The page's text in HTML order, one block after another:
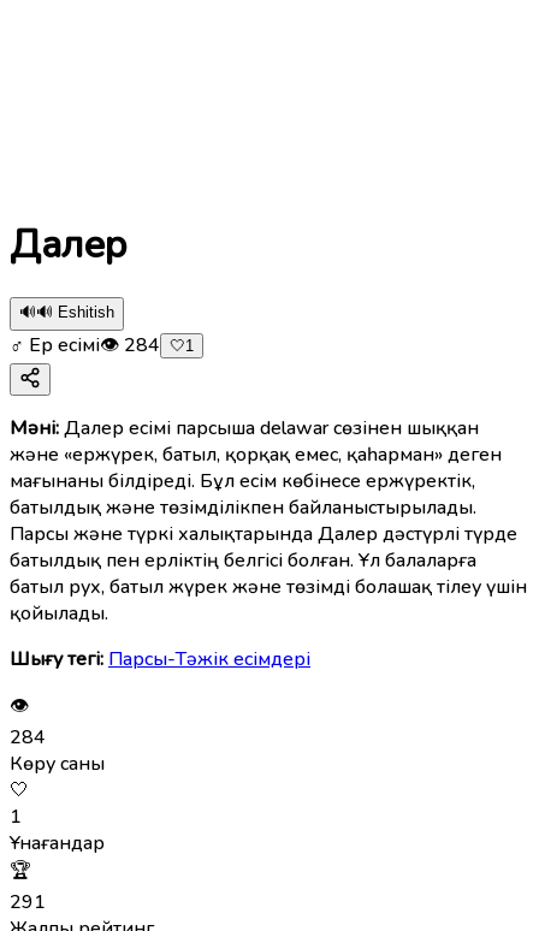
Далер
🔊🔊 Eshitish
♂ Ер есімі👁 284 🤍1
Мәні:Далер есімі парсыша delawar сөзінен шыққан
және «ержүрек, батыл, қорқақ емес, қаһарман» деген
мағынаны білдіреді. Бұл есім көбінесе ержүректік,
батылдық және төзімділікпен байланыстырылады.
Парсы және түркі халықтарында Далер дәстүрлі түрде
батылдық пен ерліктің белгісі болған. Ұл балаларға
батыл рух, батыл жүрек және төзімді болашақ тілеу үшін
қойылады.
Шығу тегі: Парсы-Тәжік есімдері
👁
284
Көру саны
🤍
1
Ұнағандар
🏆
291